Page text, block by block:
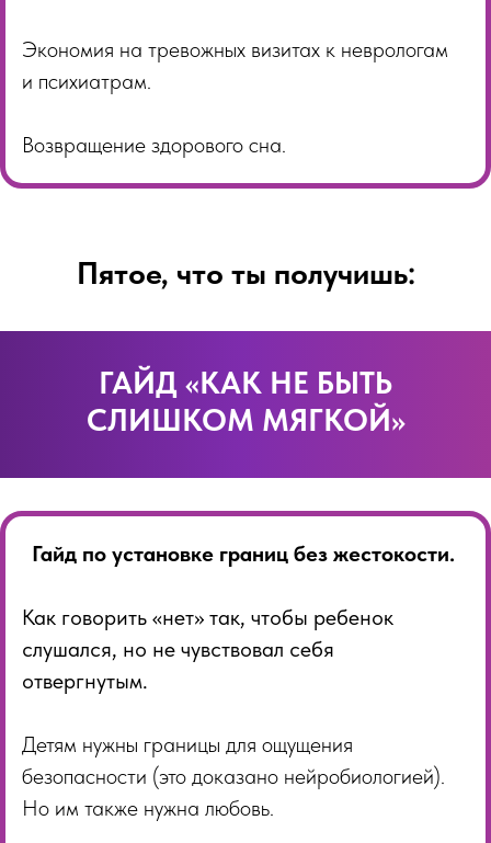
Экономия на тревожных визитах к неврологам
и психиатрам.
Возвращение здорового сна.
Пятое, что ты получишь:
ГАЙД «КАК НЕ БЫТЬ
СЛИШКОМ МЯГКОЙ»
Гайд по установке границ без жестокости.
Как говорить «нет» так, чтобы ребенок
слушался, но не чувствовал себя
отвергнутым.
Детям нужны границы для ощущения
безопасности (это доказано нейробиологией).
Но им также нужна любовь.